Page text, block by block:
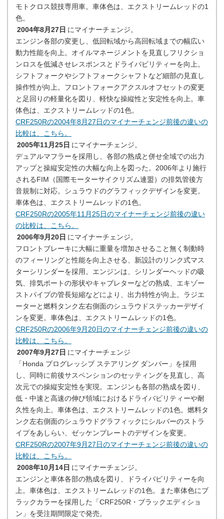
モトクロス競技専用車。車体色は、エクストリームレッドの1
色。
2004年8月27日 にマイナーチェンジ。
エンジン各部の変更し、低回転域から高回転域までの幅広い
動力性能を向上。オイルマネージメントを見直しフリクショ
ンロスを低減させレスポンスとドライバビリティーを向上。
シフトフォークやシフトフォークシャフトなど細部の見直し
操作性が向上。フロントフォークアクスルオフセットの変更
と足回りの軽量化を図り、軽快な操縦性と安定性を向上。車
体色は、エクストリームレッドの1色。
CRF250Rの2004年8月27日のマイナーチェンジ前後の違いの
比較は、こちら。
2005年11月25日 にマイナーチェンジ。
デュアルマフラーを採用し、各部の熟成と併せ全域での出力
アップと操縦安定性の大幅な向上を図った。2006年より施行
されるFIM（国際モーターサイクリズム連盟）の排気管後方
音規制に対応。シュラウドのグラフィックデザインを変更。
車体色は、エクストリームレッドの1色。
CRF250Rの2005年11月25日のマイナーチェンジ前後の違い
の比較は、こちら。
2006年9月20日 にマイナーチェンジ。
フロントブレーキに大幅に重量を増加させること無く制動時
のフィーリングと性能を向上させる、新設計のリンク式マス
ターシリンダーを採用。エンジンは、シリンダーヘッドの吸
気、排気ポートの形状やキャブレターなどの熟成、エキゾー
ストパイプの管長短縮などにより、出力特性が向上。ラジエ
ーターと燃料タンク左右側面のシュラウドステッカーデザイ
ンを変更。車体色は、エクストリームレッドの1色。
CRF250Rの2006年9月20日のマイナーチェンジ前後の違いの
比較は、こちら。
2007年9月27日 にマイナーチェンジ
「Honda プログレッシブ ステアリング ダンパー」を採用
し、同時に前後サスペンションのセッティングを見直し、高
次元での操縦安定性を実現。エンジンも各部の熟成を図り、
低・中速と高速の伸び領域におけるドライバビリティーや耐
久性を向上。車体色は、エクストリームレッドの1色。燃料タ
ンク左右側面のシュラウドグラフィックにシルバーのストラ
イプをあしらい、ゼッケンプレートのデザインを変更。
CRF250Rの2007年9月27日のマイナーチェンジ前後の違いの
比較は、こちら。
2008年10月14日 にマイナーチェンジ。
エンジンと車体各部の熟成を図り、ドライバビリティーを向
上。車体色は、エクストリームレッドの1色。また車体色にブ
ラックカラーを採用した「CRF250R・ブラックエディショ
ン」を受注期間限定で発売。